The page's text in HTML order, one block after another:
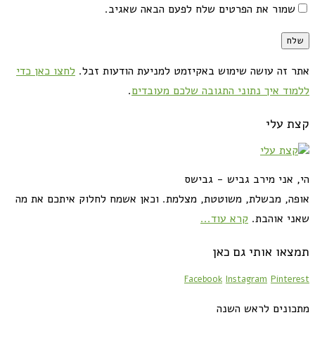
שמור את הפרטים שלח לפעם הבאה שאגיב.
אתר זה עושה שימוש באקיזמט למניעת הודעות זבל. לחצו כאן כדי
ללמוד איך נתוני התגובה שלכם מעובדים.
קצת עלי
הי, אני מירב גביש - גבישס
אופה, מבשלת, משוטטת, מצלמת. וכאן אשמח לחלוק איתכם את מה
שאני אוהבת. קרא עוד...
תמצאו אותי גם כאן
Facebook Instagram Pinterest
מתכונים לראש השנה